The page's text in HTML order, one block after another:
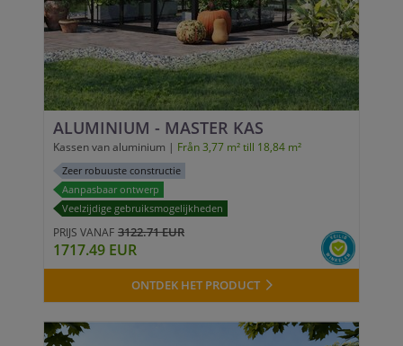
ALUMINIUM - MASTER KAS
Kassen van aluminium | Från 3,77 m² till 18,84 m²
Zeer robuuste constructie
Aanpasbaar ontwerp
Veelzijdige gebruiksmogelijkheden
PRIJS VANAF 3122.71 EUR
1717.49 EUR
ONTDEK HET PRODUCT